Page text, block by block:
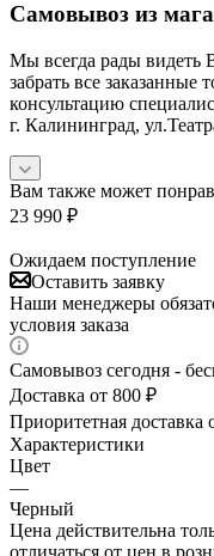
Самовывоз из
Мы всегда рады видеть
забрать все
консультацию
г. Калининград,
Вам также может
23 990 ₽
Ожидаем поступление
Оставить заявку
Наши менеджеры
условия заказа
Самовывоз сегодня -
Доставка от 800 ₽
Приоритетная доставка
Характеристики
Цвет
—
Черный
Цена действительна
отличаться от цен в